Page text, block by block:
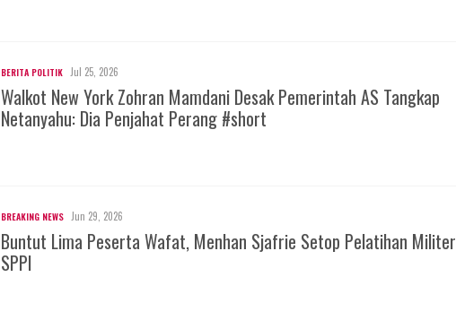
BERITA POLITIK Jul 25, 2026
Walkot New York Zohran Mamdani Desak Pemerintah AS Tangkap
Netanyahu: Dia Penjahat Perang #short
BREAKING NEWS Jun 29, 2026
Buntut Lima Peserta Wafat, Menhan Sjafrie Setop Pelatihan Militer
SPPI